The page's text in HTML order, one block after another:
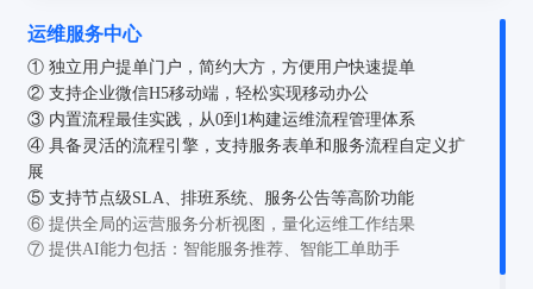
运维服务中心
① 独立用户提单门户，简约大方，方便用户快速提单
② 支持企业微信H5移动端，轻松实现移动办公
③ 内置流程最佳实践，从0到1构建运维流程管理体系
④ 具备灵活的流程引擎，支持服务表单和服务流程自定义扩
展
⑤ 支持节点级SLA、排班系统、服务公告等高阶功能
⑥ 提供全局的运营服务分析视图，量化运维工作结果
⑦ 提供AI能力包括：智能服务推荐、智能工单助手